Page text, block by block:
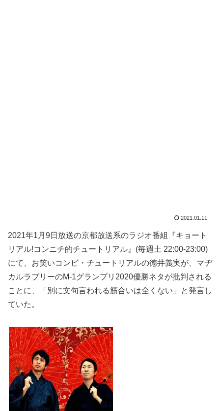
2021.01.11
2021年1月9日放送の京都放送系のラジオ番組『キョート
リアル!コンニチ的チュートリアル』(毎週土 22:00-23:00)
にて、お笑いコンビ・チュートリアルの徳井義実が、マヂ
カルラブリーのM-1グランプリ2020優勝ネタが批判される
ことに、「別に文句言われる筋合いは全くない」と発言し
ていた。